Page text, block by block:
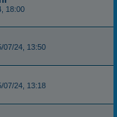
18:00
07/24, 13:50
07/24, 13:18